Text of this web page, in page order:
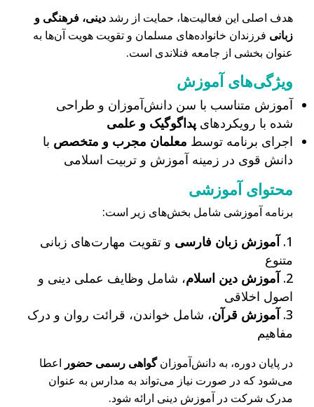
هدف اصلی این فعالیت‌ها، حمایت از رشد دینی، فرهنگی و
زبانی فرزندان خانواده‌های مسلمان و تقویت هویت آن‌ها به
عنوان بخشی از جامعه فنلاندی است.
ویژگی‌های آموزش
آموزش متناسب با سن دانش‌آموزان و طراحی
شده با رویکردهای پداگوگیک و علمی
اجرای برنامه توسط معلمان مجرب و متخصص با
دانش قوی در زمینه آموزش و تربیت اسلامی
محتوای آموزشی
برنامه آموزشی شامل بخش‌های زیر است:
آموزش زبان فارسی و تقویت مهارت‌های زبانی
متنوع
آموزش دین اسلام، شامل وظایف عملی دینی و
اصول اخلاقی
آموزش قرآن، شامل خواندن، قرائت روان و درک
مفاهیم
در پایان دوره، به دانش‌آموزانگواهی رسمی حضور اعطا
می‌شود که در صورت نیاز می‌تواند به مدارس به عنوان
مدرک شرکت در آموزش دینی ارائه شود.